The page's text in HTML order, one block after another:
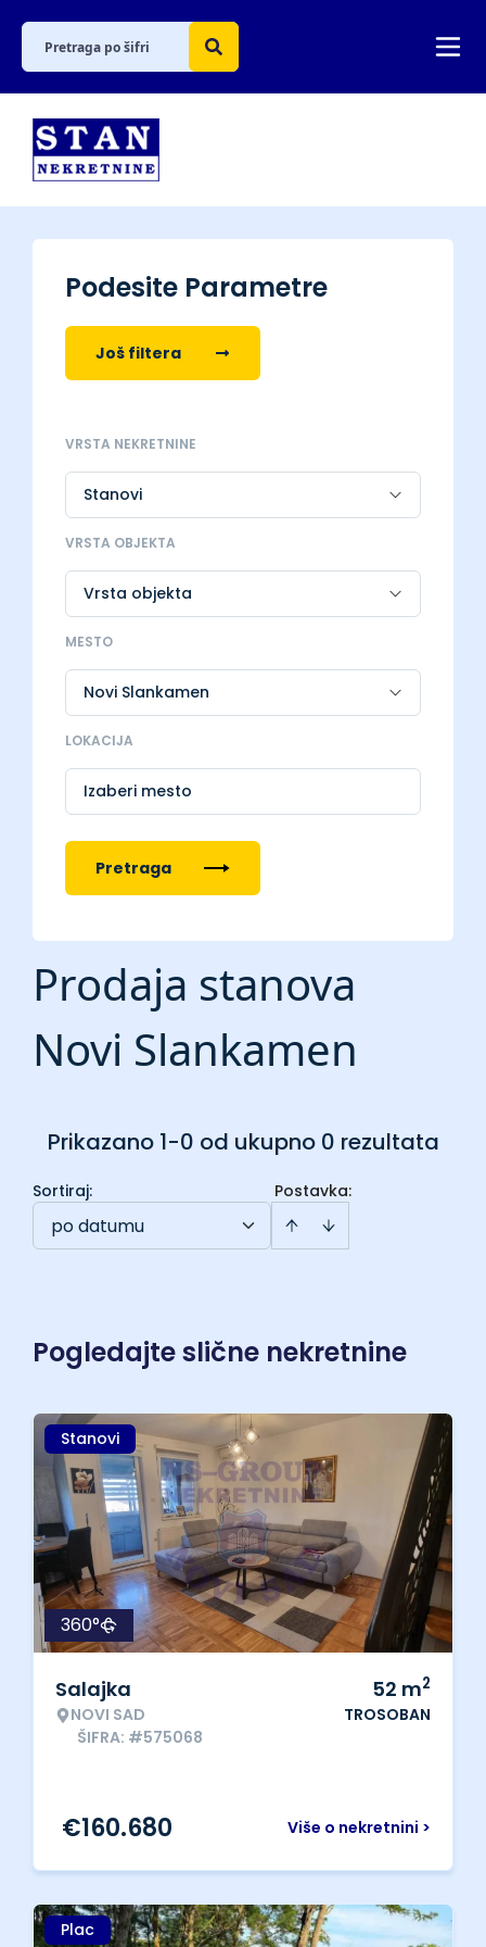
Podesite Parametre
Još filtera
VRSTA NEKRETNINE
VRSTA OBJEKTA
MESTO
LOKACIJA
Izaberi mesto
Pretraga
Prodaja stanova
Novi Slankamen
Prikazano 1-0 od ukupno 0 rezultata
Postavka:
Sortiraj:
po datumu
Pogledajte slične nekretnine
Stanovi
360°
Salajka
NOVI SAD
ŠIFRA: #575068
52 m2
TROSOBAN
Više o nekretnini >
€160.680
Plac